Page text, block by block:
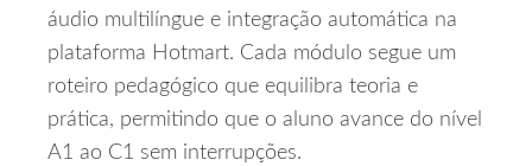
áudio multilíngue e integração automática na
plataforma Hotmart. Cada módulo segue um
roteiro pedagógico que equilibra teoria e
prática, permitindo que o aluno avance do nível
A1 ao C1 sem interrupções.